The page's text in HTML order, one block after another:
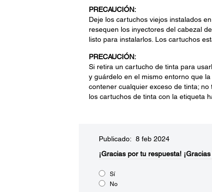
PRECAUCIÓN:
Deje los cartuchos viejos instalados
resequen los inyectores del cabezal
listo para instalarlos. Los cartuchos
PRECAUCIÓN:
Si retira un cartucho de tinta para
y guárdelo en el mismo entorno que
contener cualquier exceso de tinta;
los cartuchos de tinta con la etiqueta
Publicado: 8 feb 2024
¡Gracias por tu respuesta!
Sí
No